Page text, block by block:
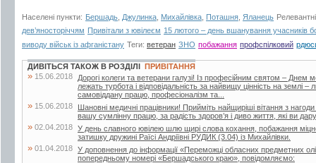
Населені пункти: Бершадь Джулинка Михайлівка Поташня Яланець
дев’яносторіччям Привітали з ювілеєм 15 лютого – день вшанування учасників
виводу військ із афганістану Теги: ветеран ЗНО побажання профспілковий
ДИВІТЬСЯ ТАКОЖ В РОЗДІЛІ ПРИВІТАННЯ
» 15.06.2018
Дорогі колеги та ветерани галузі! Із професійним святом –
лежать турбота і відповідальність за найвищу цінність на землі
самовіддану працю, професіоналізм та...
» 15.06.2018
Шановні медичні працівники! Прийміть найщиріші вітання з
вашу сумлінну працю, за радість здоров’я і диво життя, які ви
» 02.04.2018 У день славного ювілею шлю щирі слова кохання, побажання
затишку дружині Раїсі Андріївні РУДИК (3.04) із Михайлівки.
» 01.04.2018 У доповнення до інформації «Переможці обласних предметних
попередньому номері «Бершадського краю», повідомляємо: